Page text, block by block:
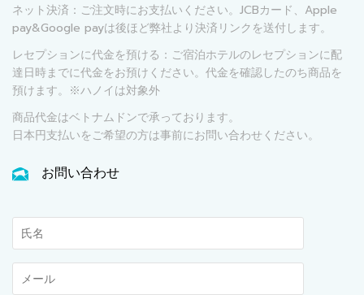
ネット決済：ご注文時にお支払いください。JCBカード、Apple
pay&Google payは後ほど弊社より決済リンクを送付します。
レセプションに代金を預ける：ご宿泊ホテルのレセプションに配
達日時までに代金をお預けください。代金を確認したのち商品を
預けます。※ハノイは対象外
商品代金はベトナムドンで承っております。
日本円支払いをご希望の方は事前にお問い合わせください。
お問い合わせ